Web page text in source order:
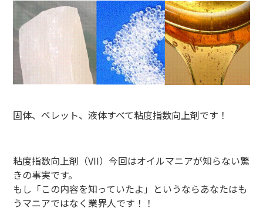
固体、ペレット、液体すべて粘度指数向上剤です！
粘度指数向上剤（VII）今回はオイルマニアが知らない驚
きの事実です。
もし「この内容を知っていたよ」というならあなたはも
うマニアではなく業界人です！！